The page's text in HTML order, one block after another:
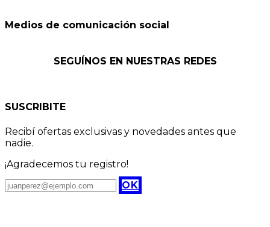
Medios de comunicación social
SEGUÍNOS EN NUESTRAS REDES
SUSCRIBITE
Recibí ofertas exclusivas y novedades antes que
nadie.
¡Agradecemos tu registro!
OK